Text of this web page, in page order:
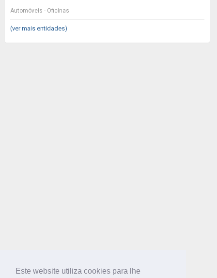
Este website utiliza cookies para lhe
Automóveis - Oficinas
(ver mais entidades)